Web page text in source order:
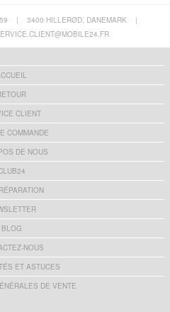
| 3400 HILLERØD, DANEMARK
|
CLIENT
COMMANDE
DE NOUS
BLOG
NOUS
ET ASTUCES
DE VENTE